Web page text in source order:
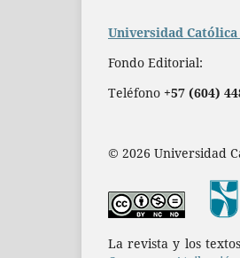
Universidad
Fondo Editorial:
Teléfono +57 (604)
© 2026 Universidad
La revista y los